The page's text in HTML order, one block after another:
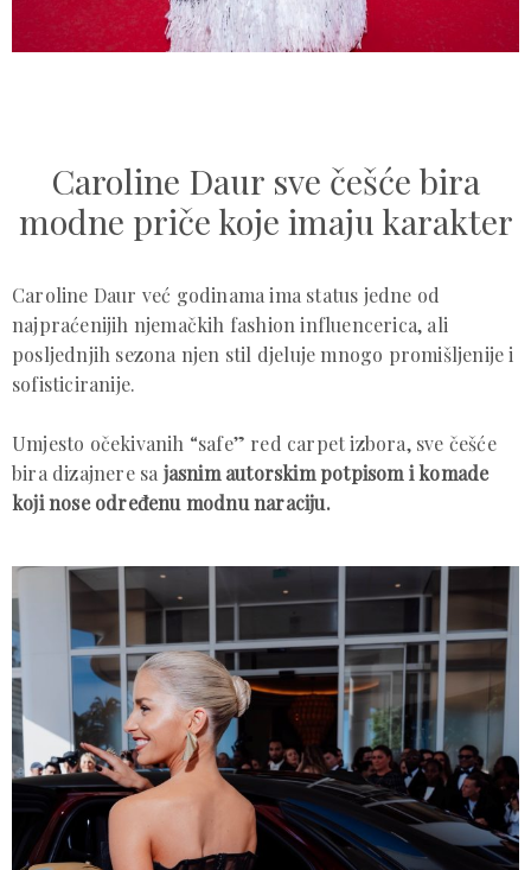
Caroline Daur sve češće bira
modne priče koje imaju karakter
Caroline Daur već godinama ima status jedne od
najpraćenijih njemačkih fashion influencerica, ali
posljednjih sezona njen stil djeluje mnogo promišljenije i
sofisticiranije.
Umjesto očekivanih “safe” red carpet izbora, sve češće
bira dizajnere sa jasnim autorskim potpisom i komade
koji nose određenu modnu naraciju.